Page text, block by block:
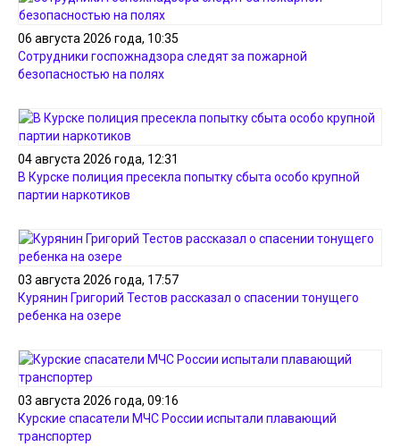
06 августа 2026 года, 10:35
Сотрудники госпожнадзора следят за пожарной
безопасностью на полях
04 августа 2026 года, 12:31
В Курске полиция пресекла попытку сбыта особо крупной
партии наркотиков
03 августа 2026 года, 17:57
Курянин Григорий Тестов рассказал о спасении тонущего
ребенка на озере
03 августа 2026 года, 09:16
Курские спасатели МЧС России испытали плавающий
транспортер